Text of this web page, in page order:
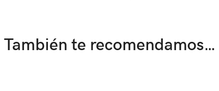
También te recomendamos…